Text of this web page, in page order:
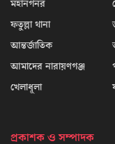
মহানগনর
ফতুল্লা থানা
আন্তর্জাতিক
আমাদের নারায়ণগঞ্জ
খেলাধূলা
প্রকাশক ও সম্পাদক